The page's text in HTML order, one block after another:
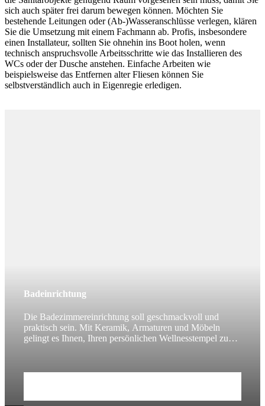
sich auch später frei darum bewegen können. Möchten Sie
bestehende Leitungen oder (Ab-)Wasseranschlüsse verlegen, klären
Sie die Umsetzung mit einem Fachmann ab. Profis, insbesondere
einen Installateur, sollten Sie ohnehin ins Boot holen, wenn
technisch anspruchsvolle Arbeitsschritte wie das Installieren des
WCs oder der Dusche anstehen. Einfache Arbeiten wie
beispielsweise das Entfernen alter Fliesen können Sie
selbstverständlich auch in Eigenregie erledigen.
Badeinrichtung
Die Badezimmereinrichtung soll geschmackvoll und
praktisch sein. Mit Keramik, Armaturen und Möbeln
gelingt es Ihnen, Ihren persönlichen Wellnesstempel zu